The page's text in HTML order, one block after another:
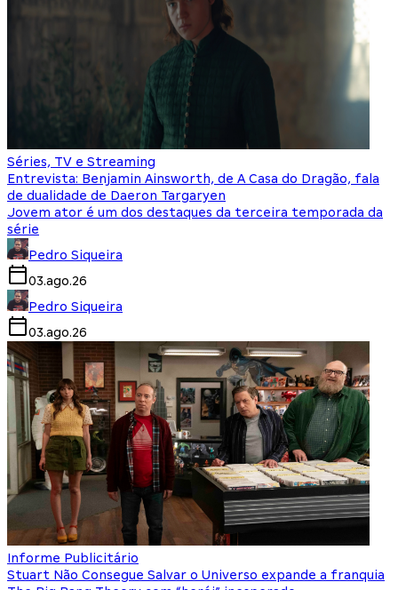
Séries, TV e Streaming
Entrevista: Benjamin Ainsworth, de A Casa do Dragão, fala
de dualidade de Daeron Targaryen
Jovem ator é um dos destaques da terceira temporada da
série
Pedro Siqueira
03.ago.26
Pedro Siqueira
03.ago.26
Informe Publicitário
Stuart Não Consegue Salvar o Universo expande a franquia